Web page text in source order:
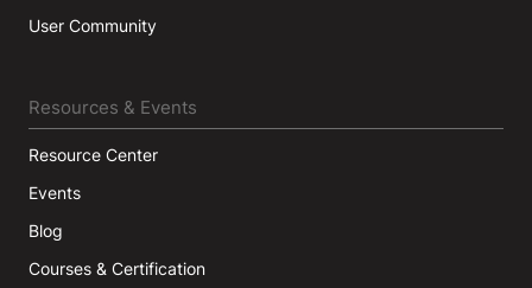
User Community
Resources & Events
Resource Center
Events
Blog
Courses & Certification